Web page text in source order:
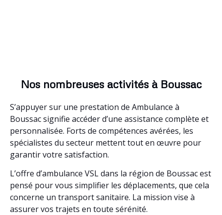
Nos nombreuses activités à Boussac
S’appuyer sur une prestation de Ambulance à
Boussac signifie accéder d’une assistance complète et
personnalisée. Forts de compétences avérées, les
spécialistes du secteur mettent tout en œuvre pour
garantir votre satisfaction.
L’offre d’ambulance VSL dans la région de Boussac est
pensé pour vous simplifier les déplacements, que cela
concerne un transport sanitaire. La mission vise à
assurer vos trajets en toute sérénité.